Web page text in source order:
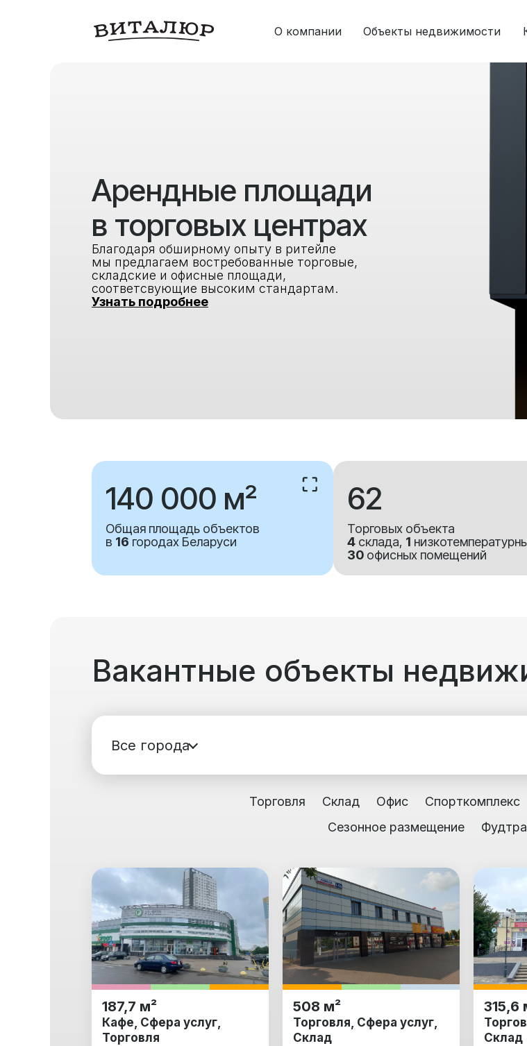
О компании Объекты недвижимости
Арендные площади
в торговых центрах
Благодаря обширному опыту в ритейле
мы предлагаем востребованные торговые,
складские и офисные площади,
соответсвующие высоким стандартам.
Узнать подробнее
140 000 м²
Общая площадь объектов
в 16 городах Беларуси
62
Торговых объекта
4 склада, 1
30 офисных помещений
Вакантные объекты
Все города
Торговля Склад Офис Спорткомплекс
Сезонное размещение
187,7 м²
Кафе, Сфера услуг,
Торговля
508 м²
Торговля, Сфера услуг,
Склад
315,6
Склад